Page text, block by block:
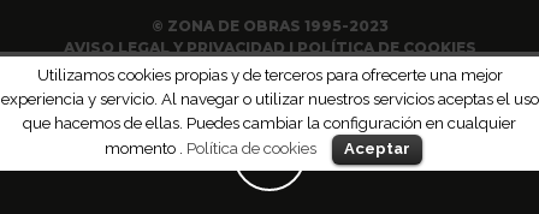
© ZONA DE OBRAS 1995-2023
AVISO LEGAL Y PRIVACIDAD|POLÍTICA DE COOKIES
Utilizamos cookies propias y de terceros para ofrecerte una mejor
experiencia y servicio. Al navegar o utilizar nuestros servicios aceptas el uso
que hacemos de ellas. Puedes cambiar la configuración en cualquier
momento . Política de cookies Aceptar